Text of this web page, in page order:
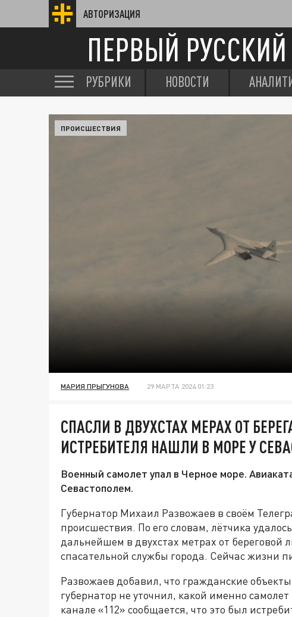
АВТОРИЗАЦИЯ
ПЕРВЫЙ РУССКИЙ
РУБРИКИ НОВОСТИ
ПРОИСШЕСТВИЯ
МАРИЯ ПРЫГУНОВА 29 МАРТА 2024 01:23
СПАСЛИ В ДВУХСТАХ МЕРАХ ОТ
ИСТРЕБИТЕЛЯ НАШЛИ В МОРЕ У
Военный самолет упал в Черное море.
Севастополем.
Губернатор Михаил Развожаев в своём
происшествия. По его словам, лётчика
дальнейшем в двухстах метрах от береговой
спасательной службы города. Сейчас жизни
Развожаев добавил, что гражданские
губернатор не уточнил, какой именно
канале «112» сообщается, что это был